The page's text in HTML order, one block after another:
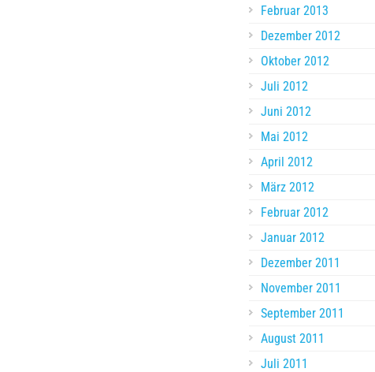
Februar 2013
Dezember 2012
Oktober 2012
Juli 2012
Juni 2012
Mai 2012
April 2012
März 2012
Februar 2012
Januar 2012
Dezember 2011
November 2011
September 2011
August 2011
Juli 2011